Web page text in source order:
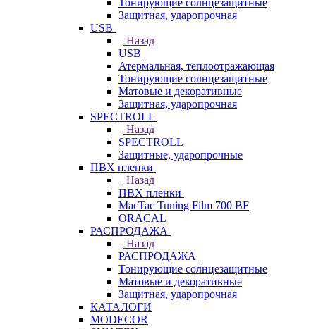
Тонирующие солнцезащитные
Защитная, ударопрочная
USB
Назад
USB
Атермальная, теплоотражающая
Тонирующие солнцезащитные
Матовые и декоративные
Защитная, ударопрочная
SPECTROLL
Назад
SPECTROLL
Защитные, ударопрочные
ПВХ пленки
Назад
ПВХ пленки
MacTac Tuning Film 700 BF
ORACAL
РАСПРОДАЖА
Назад
РАСПРОДАЖА
Тонирующие солнцезащитные
Матовые и декоративные
Защитная, ударопрочная
КАТАЛОГИ
MODECOR